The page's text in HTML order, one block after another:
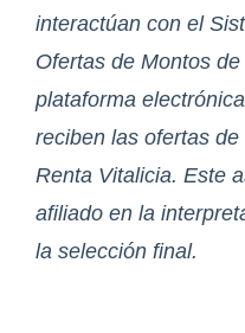
interactúan con el
Ofertas de Montos
plataforma
reciben las ofertas
Renta Vitalicia. Este
afiliado en la
la selección final.